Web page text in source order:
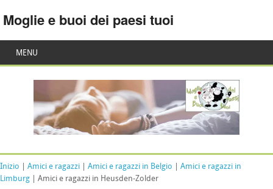
Moglie e buoi dei paesi tuoi
MENU
Inizio Amici e ragazzi Amici e ragazzi in Belgio
Amici e ragazzi in
Limburg | Amici e ragazzi in Heusden-Zolder